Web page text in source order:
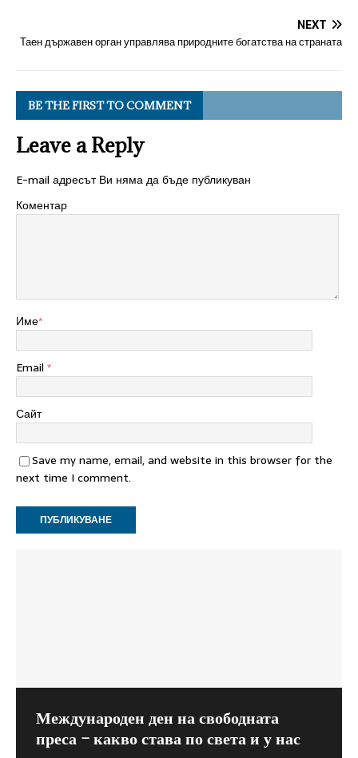
NEXT
Таен държавен орган управлява природните богатства на страната
BE THE FIRST TO COMMENT
Leave a Reply
E-mail адресът Ви няма да бъде публикуван
Коментар
Име*
Email *
Сайт
Save my name, email, and website in this browser for the
next time I comment.
Международен ден на свободната
преса – какво става по света и у нас
Как главният инспектор при Висшия
съдебен съвет прилага закона или
Съветът на Европа: Мерките в
кризата трябва да зачитат човешките